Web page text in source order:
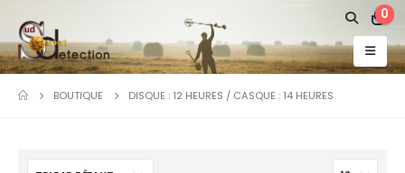
0
BOUTIQUE DISQUE : 12 HEURES / CASQUE : 14 HEURES